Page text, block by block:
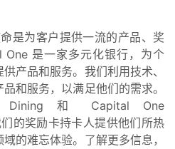
是为客户提供一流的产品、奖
是一家多元化银行，为个
产品和服务。我们利用技术、
和服务，以满足他们的需求。
和 Capital One
的奖励卡持卡人提供他们所热
的难忘体验。了解更多信息，